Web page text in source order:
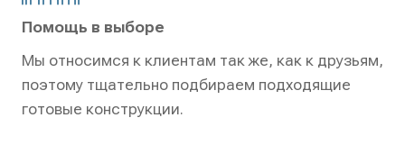
Помощь в выборе
Мы относимся к клиентам так же, как к друзьям,
поэтому тщательно подбираем подходящие
готовые конструкции.